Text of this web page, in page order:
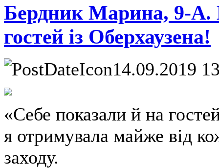
Бердник Марина, 9-
гостей із Оберхаузена!
14.09.2019
«Себе показали й на
я отримувала майже від
заходу.